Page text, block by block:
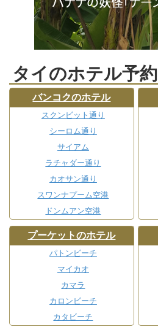
タイのホテル予約
バンコクのホテル
スクンビット通り
シーロム通り
サイアム
ラチャダー通り
カオサン通り
スワンナプーム空港
ドンムアン空港
プーケットのホテル
パトンビーチ
マイカオ
カマラ
カロンビーチ
カタビーチ